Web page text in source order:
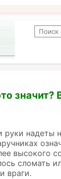
значит?
надеты
высокого
сломать
враги.